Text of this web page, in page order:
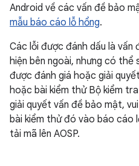
Android về các vấn đề bảo
mẫu báo cáo lỗ hổng.
Các lỗi được đánh dấu là
hiện bên ngoài, nhưng có thể
được đánh giá hoặc giải
hoặc bài kiểm thử Bộ kiểm
giải quyết vấn đề bảo mật,
bài kiểm thử đó vào báo cáo
tải mã lên AOSP.